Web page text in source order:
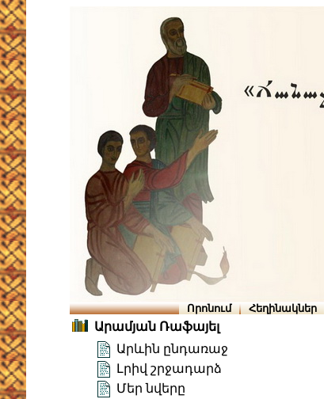
Որոնում Հեղինակներ
Արամյան Ռաֆայել
Արևին ընդառաջ
Լրիվ շրջադարձ
Մեր նվերը